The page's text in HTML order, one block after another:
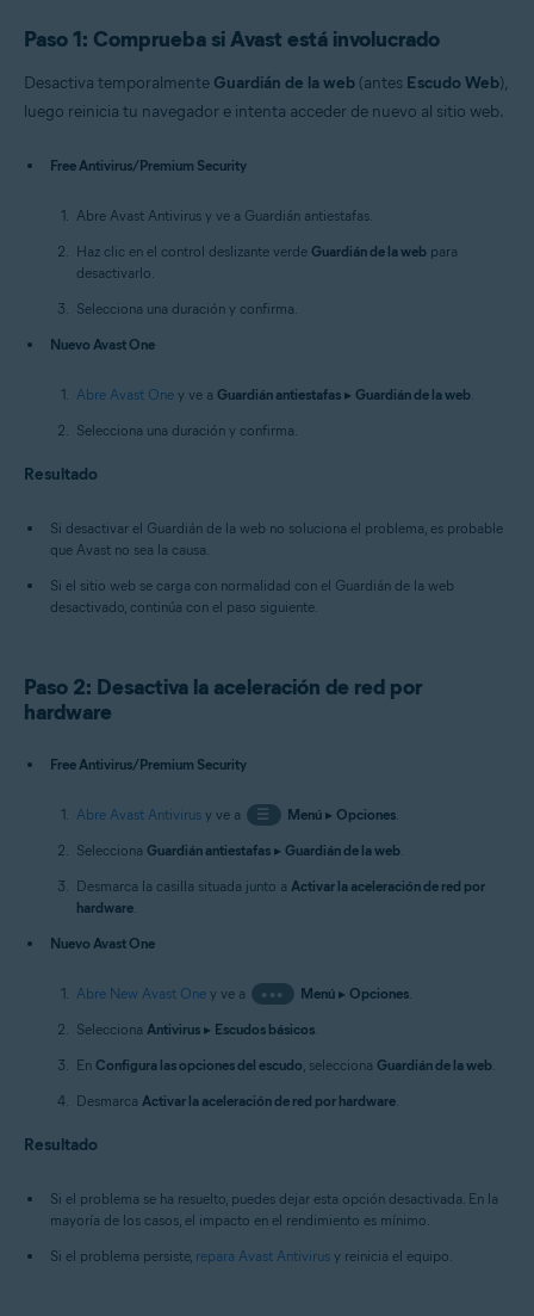
Paso 1: Comprueba si Avast está involucrado
Desactiva temporalmente Guardián de la web (antes Escudo Web),
luego reinicia tu navegador e intenta acceder de nuevo al sitio web.
Free Antivirus/Premium Security
Abre Avast Antivirus y ve a Guardián antiestafas.
Haz clic en el control deslizante verde Guardián de la web para
desactivarlo.
Selecciona una duración y confirma.
Nuevo Avast One
Abre Avast One y ve a Guardián antiestafas ▸ Guardián de la web.
Selecciona una duración y confirma.
Resultado
Si desactivar el Guardián de la web no soluciona el problema, es probable
que Avast no sea la causa.
Si el sitio web se carga con normalidad con el Guardián de la web
desactivado, continúa con el paso siguiente.
Paso 2: Desactiva la aceleración de red por
hardware
Free Antivirus/Premium Security
Abre Avast Antivirus y ve a ☰ Menú▸ Opciones.
Selecciona Guardián antiestafas ▸ Guardián de la web.
Desmarca la casilla situada junto a Activar la aceleración de red por
hardware.
Nuevo Avast One
Abre New Avast One y ve a ••• Menú▸ Opciones.
Selecciona Antivirus ▸ Escudos básicos.
En Configura las opciones del escudo, selecciona Guardián de la web.
Desmarca Activar la aceleración de red por hardware.
Resultado
Si el problema se ha resuelto, puedes dejar esta opción desactivada. En la
mayoría de los casos, el impacto en el rendimiento es mínimo.
Si el problema persiste, repara Avast Antivirus y reinicia el equipo.